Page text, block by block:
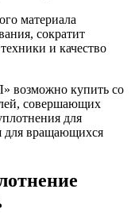
материала
сократит
и качество
возможно купить со
совершающих
для
для вращающихся